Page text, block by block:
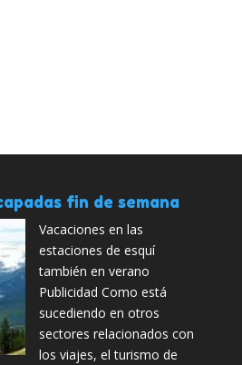
fin de semana
Vacaciones en las
estaciones de esquí
también en verano
Publicidad Como está
sucediendo en otros
sectores relacionados con
los viajes, el turismo de